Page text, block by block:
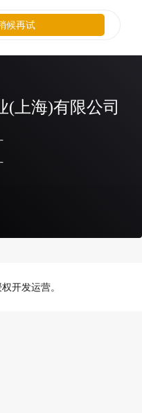
(上海)有限公司
开发运营。
候再试